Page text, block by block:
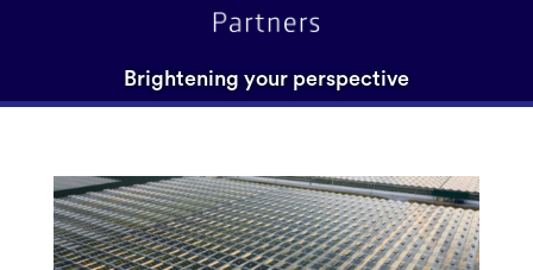
Brightening your perspective